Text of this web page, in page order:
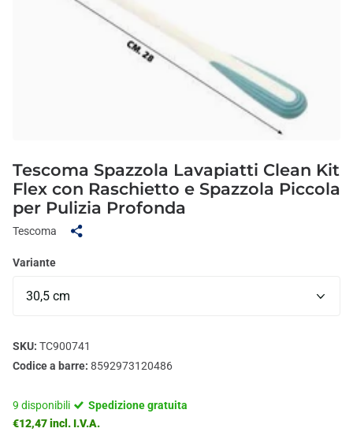
Tescoma Spazzola Lavapiatti Clean Kit
Flex con Raschietto e Spazzola Piccola
per Pulizia Profonda
Tescoma
Variante
SKU: TC900741
Codice a barre: 8592973120486
9 disponibili
Spedizione gratuita
€12,47 incl. I.V.A.